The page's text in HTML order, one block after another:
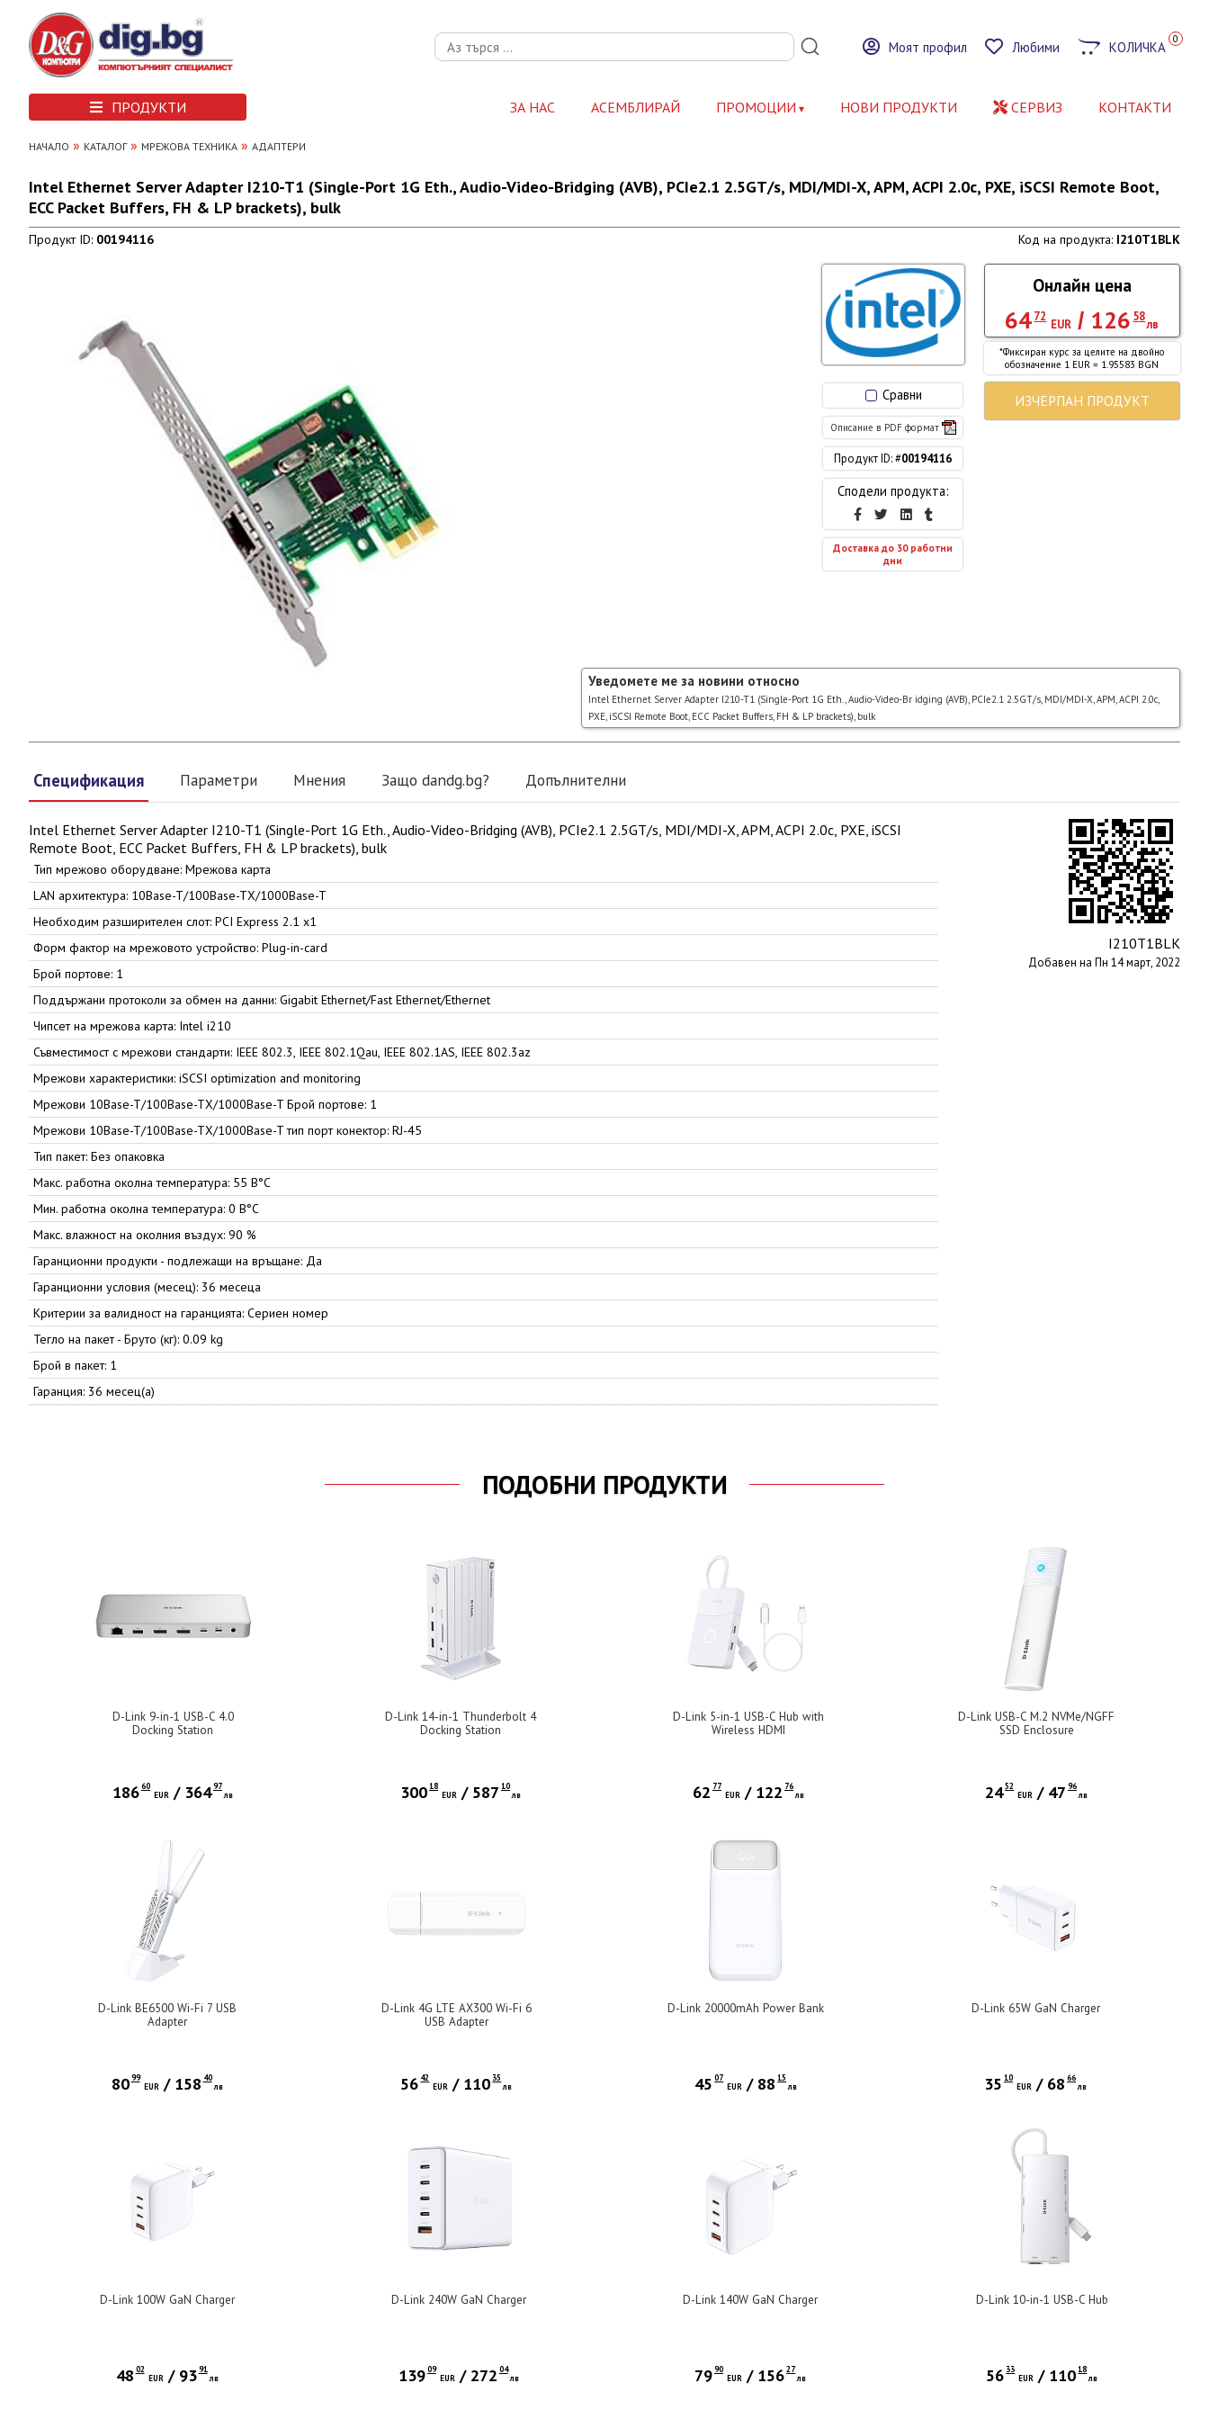
Моят профил Любими КОЛИЧКА 0
ПРОДУКТИ ЗА НАС АСЕМБЛИРАЙ ПРОМОЦИИ НОВИ ПРОДУКТИ СЕРВИЗ КОНТАКТИ
НАЧАЛО » КАТАЛОГ» МРЕЖОВА ТЕХНИКА » АДАПТЕРИ
Intel Ethernet Server Adapter I210-T1 (Single-Port 1G Eth., Audio-Video-Bridging (AVB), PCIe2.1 2.5GT/s, MDI/MDI-X, APM, ACPI 2.0c, PXE, iSCSI Remote Boot,
ECC Packet Buffers, FH & LP brackets), bulk
Продукт ID: 00194116 Код на продукта: I210T1BLK
Сравни
Описание в PDF формат
Продукт ID: #00194116
Сподели продукта:
Доставка до 30 работни
дни
Онлайн цена
6472
EUR / 126 58
лв
*Фиксиран курс за целите на двойно
обозначение 1 EUR = 1.95583 BGN
ИЗЧЕРПАН ПРОДУКТ
Уведомете ме за новини относно
Intel Ethernet Server Adapter I210-T1 (Single-Port 1G Eth., Audio-Video-Br idging (AVB), PCIe2.1 2.5GT/s, MDI/MDI-X, APM, ACPI 2.0c,
PXE, iSCSI Remote Boot, ECC Packet Buffers, FH & LP brackets), bulk
Спецификация Параметри Мнения Защо dandg.bg? Допълнителни
Intel Ethernet Server Adapter I210-T1 (Single-Port 1G Eth., Audio-Video-Bridging (AVB), PCIe2.1 2.5GT/s, MDI/MDI-X, APM, ACPI 2.0c, PXE, iSCSI
Remote Boot, ECC Packet Buffers, FH & LP brackets), bulk
Тип мрежово оборудване: Мрежова карта
LAN архитектура: 10Base-T/100Base-TX/1000Base-T
Необходим разширителен слот: PCI Express 2.1 x1
Форм фактор на мрежовото устройство: Plug-in-card
Брой портове: 1
Поддържани протоколи за обмен на данни: Gigabit Ethernet/Fast Ethernet/Ethernet
Чипсет на мрежова карта: Intel i210
Съвместимост с мрежови стандарти: IEEE 802.3, IEEE 802.1Qau, IEEE 802.1AS, IEEE 802.3az
Мрежови характеристики: iSCSI optimization and monitoring
Мрежови 10Base-T/100Base-TX/1000Base-T Брой портове: 1
Мрежови 10Base-T/100Base-TX/1000Base-T тип порт конектор: RJ-45
Тип пакет: Без опаковка
Макс. работна околна температура: 55 В°C
Мин. работна околна температура: 0 В°C
Макс. влажност на околния въздух: 90 %
Гаранционни продукти - подлежащи на връщане: Да
Гаранционни условия (месец): 36 месеца
Критерии за валидност на гаранцията: Сериен номер
Тегло на пакет - Бруто (кг): 0.09 kg
Брой в пакет: 1
Гаранция: 36 месец(а)
I210T1BLK
Добавен на Пн 14 март, 2022
ПОДОБНИ ПРОДУКТИ
D-Link 9-in-1 USB-C 4.0
Docking Station
18660
EUR / 36497
лв
D-Link 14-in-1 Thunderbolt 4
Docking Station
30018
EUR / 587 10
лв
D-Link 5-in-1 USB-C Hub with
Wireless HDMI
62 77
EUR / 122 76
лв
D-Link USB-C M.2 NVMe/NGFF
SSD Enclosure
2452
EUR / 47 96
лв
D-Link BE6500 Wi-Fi 7 USB
Adapter
80 99
EUR/ 158 40
лв
D-Link 4G LTE AX300 Wi-Fi 6
USB Adapter
56 42
EUR / 110 35
лв
D-Link 20000mAh Power Bank
45 07
EUR / 88 15
лв
D-Link 65W GaN Charger
35 10
EUR / 68 66
лв
D-Link 100W GaN Charger
48 02
EUR/ 93 91
лв
D-Link 240W GaN Charger
13909
EUR/ 272 04
лв
D-Link 140W GaN Charger
7990
EUR / 15627
лв
D-Link 10-in-1 USB-C Hub
56 33
EUR / 110 18
лв